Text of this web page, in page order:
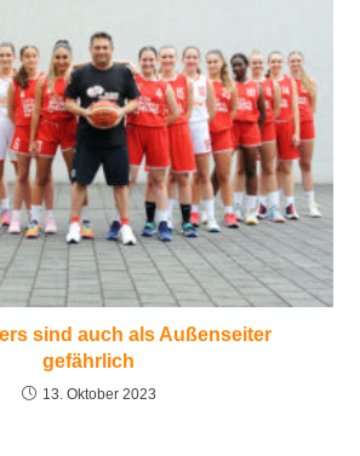
sind auch als Außenseiter
gefährlich
13. Oktober 2023